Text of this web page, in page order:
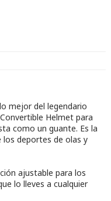
mejor del legendario
Helmet para
como un guante. Es la
los deportes de olas y
ajustable para los
lo lleves a cualquier